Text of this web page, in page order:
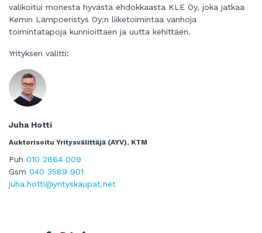
valikoitui monesta hyvästä ehdokkaasta KLE Oy, joka jatkaa
Kemin Lämpöeristys Oy:n liiketoimintaa vanhoja
toimintatapoja kunnioittaen ja uutta kehittäen.
Yrityksen välitti:
Juha Hotti
Auktorisoitu Yritysvälittäjä (AYV), KTM
Puh 010 2864 009
Gsm 040 3589 901
juha.hotti@yrityskaupat.net